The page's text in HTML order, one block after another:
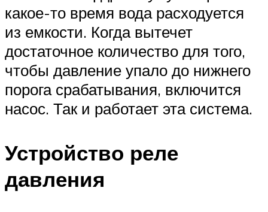
какое-то время вода расходуется
из емкости. Когда вытечет
достаточное количество для того,
чтобы давление упало до нижнего
порога срабатывания, включится
насос. Так и работает эта система.
Устройство реле
давления